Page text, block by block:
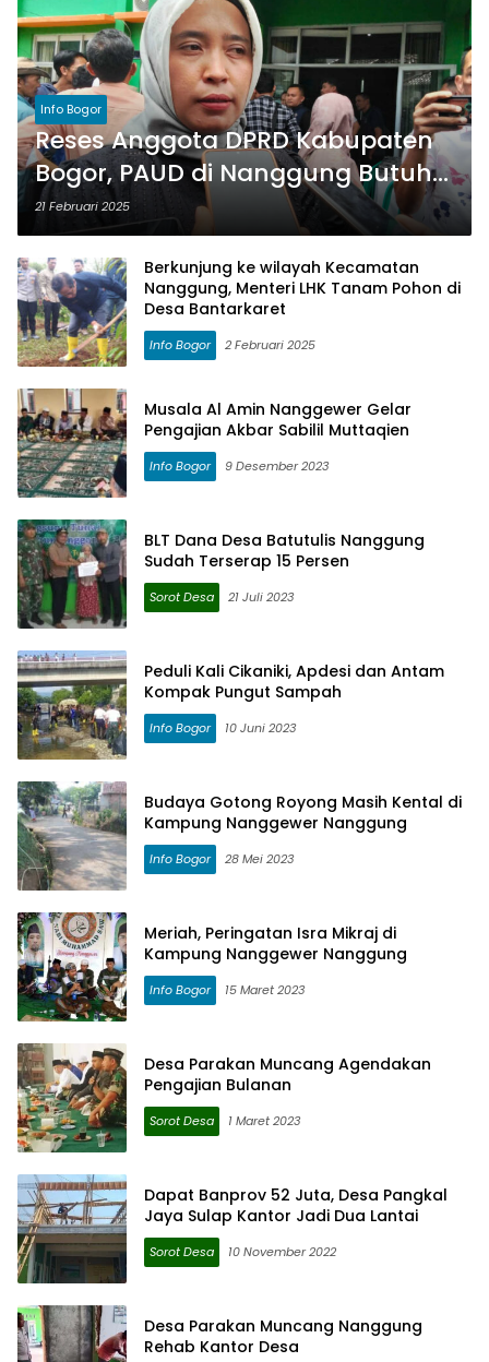
Info Bogor
Reses Anggota DPRD Kabupaten
Bogor, PAUD di Nanggung Butuh
Perhatian Serius
21 Februari 2025
Berkunjung ke wilayah Kecamatan
Nanggung, Menteri LHK Tanam Pohon di
Desa Bantarkaret
Info Bogor 2 Februari 2025
Musala Al Amin Nanggewer Gelar
Pengajian Akbar Sabilil Muttaqien
Info Bogor 9 Desember 2023
BLT Dana Desa Batutulis Nanggung
Sudah Terserap 15 Persen
Sorot Desa 21 Juli 2023
Peduli Kali Cikaniki, Apdesi dan Antam
Kompak Pungut Sampah
Info Bogor 10 Juni 2023
Budaya Gotong Royong Masih Kental di
Kampung Nanggewer Nanggung
Info Bogor 28 Mei 2023
Meriah, Peringatan Isra Mikraj di
Kampung Nanggewer Nanggung
Info Bogor 15 Maret 2023
Desa Parakan Muncang Agendakan
Pengajian Bulanan
Sorot Desa 1 Maret 2023
Dapat Banprov 52 Juta, Desa Pangkal
Jaya Sulap Kantor Jadi Dua Lantai
Sorot Desa 10 November 2022
Desa Parakan Muncang Nanggung
Rehab Kantor Desa